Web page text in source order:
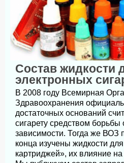
Состав жидкости
электронных
В 2008 году Всемирная
Здравоохранения
достаточных оснований
сигарету средством борьбы
зависимости. Тогда же ВОЗ
конца изучены жидкости
картриджей», их влияние